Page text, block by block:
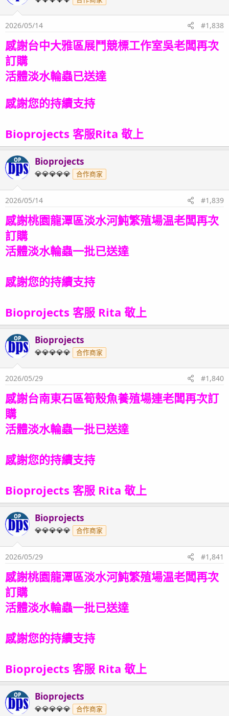
2026/05/14 #1,838
感謝台中大雅區展鬥競標工作室吳老闆再次
訂購
活體淡水輪蟲已送達
感謝您的持續支持
Bioprojects 客服Rita 敬上
OP Bioprojects
💎💎💎💎💎 合作商家
2026/05/14 #1,839
感謝桃園龍潭區淡水河魨繁殖場温老闆再次
訂購
活體淡水輪蟲一批已送達
感謝您的持續支持
Bioprojects 客服 Rita 敬上
OP Bioprojects
💎💎💎💎💎 合作商家
2026/05/29 #1,840
感謝台南東石區筍殼魚養殖場連老闆再次訂
購
活體淡水輪蟲一批已送達
感謝您的持續支持
Bioprojects 客服 Rita 敬上
OP Bioprojects
💎💎💎💎💎 合作商家
2026/05/29 #1,841
感謝桃園龍潭區淡水河魨繁殖場温老闆再次
訂購
活體淡水輪蟲一批已送達
感謝您的持續支持
Bioprojects 客服 Rita 敬上
OP Bioprojects
💎💎💎💎💎 合作商家